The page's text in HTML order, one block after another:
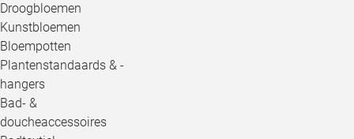
Droogbloemen
Kunstbloemen
Bloempotten
Plantenstandaards & -
hangers
Bad- &
doucheaccessoires